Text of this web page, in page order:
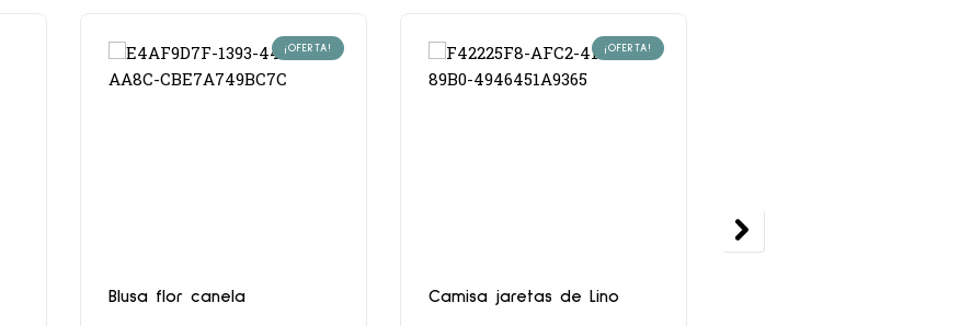
¡OFERTA!
Blusa flor canela
¡OFERTA!
Camisa jaretas de Lino